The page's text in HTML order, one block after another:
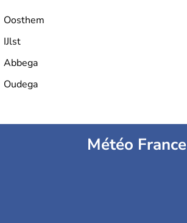
Oosthem
IJlst
Abbega
Oudega
Météo France